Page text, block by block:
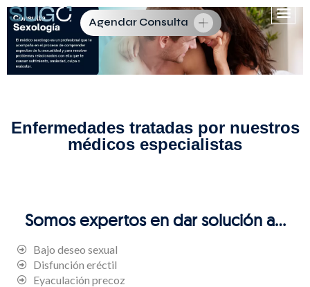
Agendar Consulta
Enfermedades tratadas por nuestros
médicos especialistas
Somos expertos en dar solución a...
Bajo deseo sexual
Disfunción eréctil
Eyaculación precoz